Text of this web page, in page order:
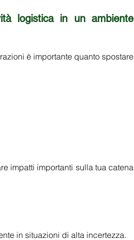
logistica in un ambiente
è importante quanto spostare
impatti importanti sulla tua catena
in situazioni di alta incertezza.